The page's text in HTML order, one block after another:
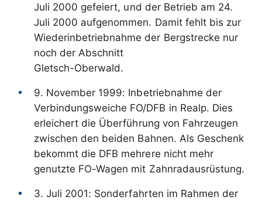
Juli 2000 gefeiert, und der Betrieb am 24.
Juli 2000 aufgenommen. Damit fehlt bis zur
Wiederinbetriebnahme der Bergstrecke nur
noch der Abschnitt
Gletsch-Oberwald.
9. November 1999: Inbetriebnahme der
Verbindungsweiche FO/DFB in Realp. Dies
erleichert die Überführung von Fahrzeugen
zwischen den beiden Bahnen. Als Geschenk
bekommt die DFB mehrere nicht mehr
genutzte FO-Wagen mit Zahnradausrüstung.
3. Juli 2001: Sonderfahrten im Rahmen der